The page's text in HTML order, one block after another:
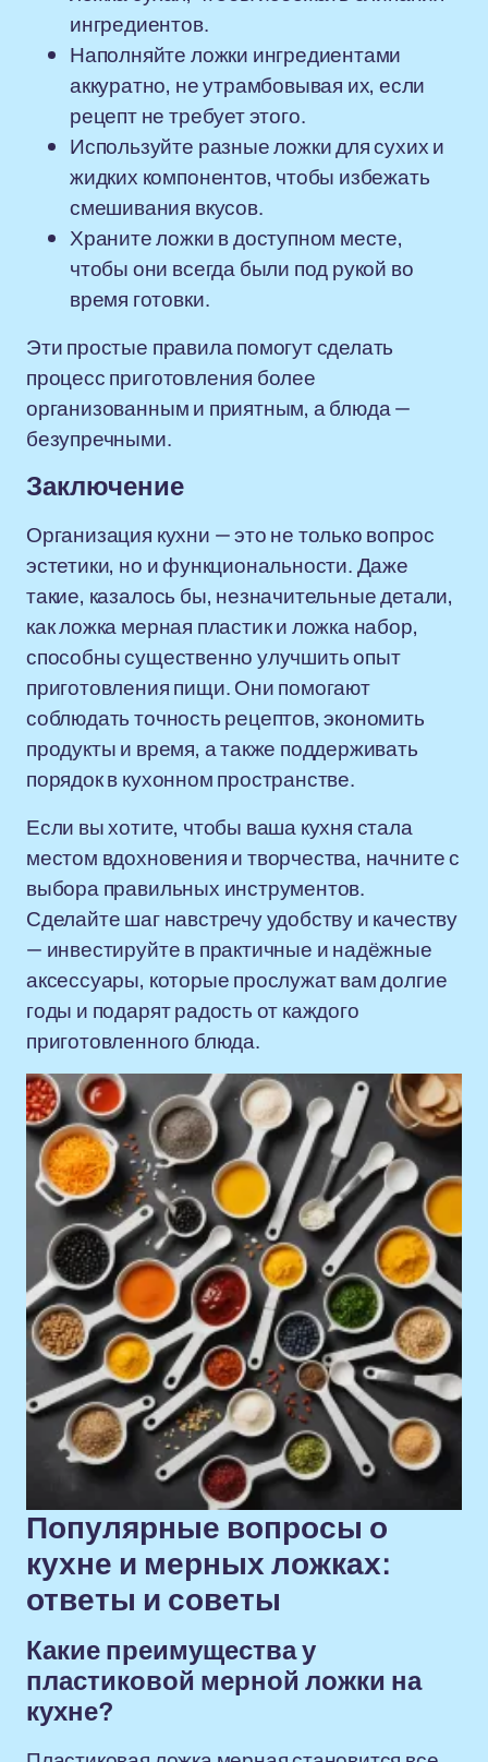
ингредиентов.
Наполняйте ложки ингредиентами
аккуратно, не утрамбовывая их, если
рецепт не требует этого.
Используйте разные ложки для сухих и
жидких компонентов, чтобы избежать
смешивания вкусов.
Храните ложки в доступном месте,
чтобы они всегда были под рукой во
время готовки.
Эти простые правила помогут сделать
процесс приготовления более
организованным и приятным, а блюда —
безупречными.
Заключение
Организация кухни — это не только вопрос
эстетики, но и функциональности. Даже
такие, казалось бы, незначительные детали,
как ложка мерная пластик и ложка набор,
способны существенно улучшить опыт
приготовления пищи. Они помогают
соблюдать точность рецептов, экономить
продукты и время, а также поддерживать
порядок в кухонном пространстве.
Если вы хотите, чтобы ваша кухня стала
местом вдохновения и творчества, начните с
выбора правильных инструментов.
Сделайте шаг навстречу удобству и качеству
— инвестируйте в практичные и надёжные
аксессуары, которые прослужат вам долгие
годы и подарят радость от каждого
приготовленного блюда.
Популярные вопросы о
кухне и мерных ложках:
ответы и советы
Какие преимущества у
пластиковой мерной ложки на
кухне?